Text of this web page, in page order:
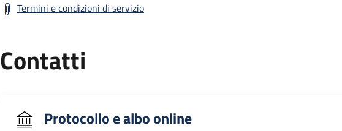
Termini e condizioni di servizio
Contatti
Protocollo e albo online